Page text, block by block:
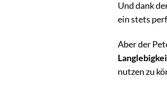
Und dank
ein stets
Aber der
nutzen zu